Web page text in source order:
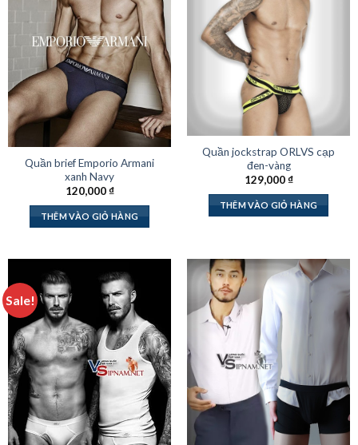
Quần brief Emporio Armani
xanh Navy
120,000₫
THÊM VÀO GIỎ HÀNG
Quần jockstrap ORLVS cạp
đen-vàng
129,000₫
THÊM VÀO GIỎ HÀNG
Sale!